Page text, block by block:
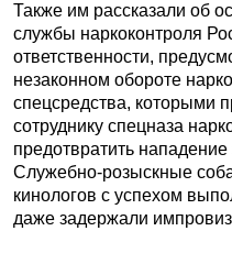
Также им рассказали об
службы наркоконтроля
ответственности,
незаконном обороте
спецсредства, которыми
сотруднику спецназа
предотвратить
Служебно-розыскные
кинологов с успехом
даже задержали